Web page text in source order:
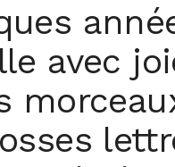
avec